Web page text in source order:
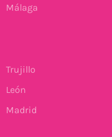
Málaga
Trujillo
León
Madrid